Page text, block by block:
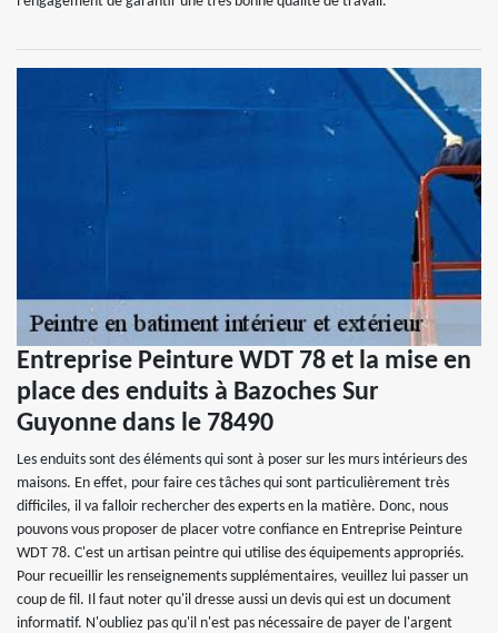
Entreprise Peinture WDT 78 et la mise en
place des enduits à Bazoches Sur
Guyonne dans le 78490
Les enduits sont des éléments qui sont à poser sur les murs intérieurs des
maisons. En effet, pour faire ces tâches qui sont particulièrement très
difficiles, il va falloir rechercher des experts en la matière. Donc, nous
pouvons vous proposer de placer votre confiance en Entreprise Peinture
WDT 78. C'est un artisan peintre qui utilise des équipements appropriés.
Pour recueillir les renseignements supplémentaires, veuillez lui passer un
coup de fil. Il faut noter qu'il dresse aussi un devis qui est un document
informatif. N'oubliez pas qu'il n'est pas nécessaire de payer de l'argent